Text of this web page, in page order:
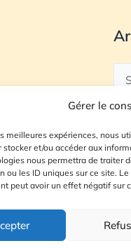
Gérer le
meilleures expériences, nous
stocker et/ou accéder aux
nous permettra de traiter
ou les ID uniques sur ce site.
peut avoir un effet négatif sur
du site